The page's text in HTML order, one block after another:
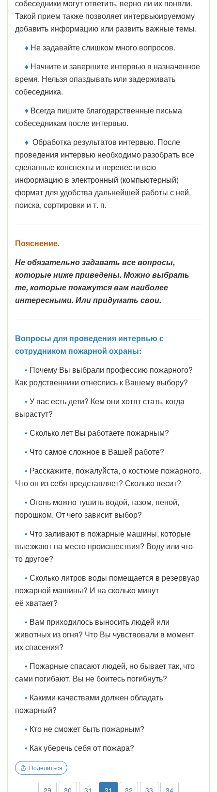
собеседники могут ответить, верно ли их поняли.
Такой прием также позволяет интервьюируемому
добавить информацию или развить важные темы.
♦ Не задавайте слишком много вопросов.
♦ Начните и завершите интервью в назначенное
время. Нельзя опаздывать или задерживать
собеседника.
♦ Всегда пишите благодарственные письма
собеседникам после интервью.
♦ Обработка результатов интервью. После
проведения интервью необходимо разобрать все
сделанные конспекты и перевести всю
информацию в электронный (компьютерный)
формат для удобства дальнейшей работы с ней,
поиска, сортировки и т. п.
Пояснение.
Не обязательно задавать все вопросы,
которые ниже приведены. Можно выбрать
те, которые покажутся вам наиболее
интересными. Или придумать свои.
Вопросы для проведения интервью с
сотрудником пожарной охраны:
• Почему Вы выбрали профессию пожарного?
Как родственники отнеслись к Вашему выбору?
• У вас есть дети? Кем они хотят стать, когда
вырастут?
• Сколько лет Вы работаете пожарным?
• Что самое сложное в Вашей работе?
• Расскажите, пожалуйста, о костюме пожарного.
Что он из себя представляет? Сколько весит?
• Огонь можно тушить водой, газом, пеной,
порошком. От чего зависит выбор?
• Что заливают в пожарные машины, которые
выезжают на место происшествия? Воду или что-
то другое?
• Сколько литров воды помещается в резервуар
пожарной машины? И на сколько минут
её хватает?
• Вам приходилось выносить людей или
животных из огня? Что Вы чувствовали в момент
их спасения?
• Пожарные спасают людей, но бывает так, что
сами погибают. Вы не боитесь погибнуть?
• Какими качествами должен обладать
пожарный?
• Кто не сможет быть пожарным?
• Как уберечь себя от пожара?
Поделиться
29 30 31 31 32 33 34